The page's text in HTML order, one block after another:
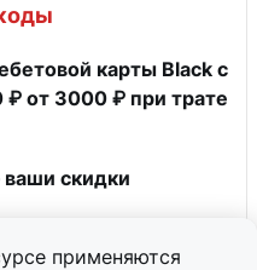
применяются
карты Black с
от 3000 ₽ при трате
скидки